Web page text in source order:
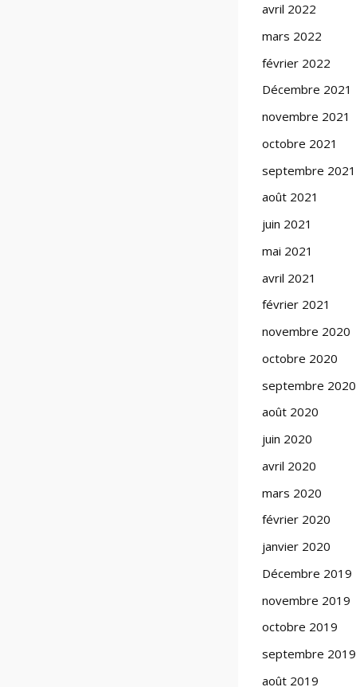
avril 2022
mars 2022
février 2022
Décembre 2021
novembre 2021
octobre 2021
septembre 2021
août 2021
juin 2021
mai 2021
avril 2021
février 2021
novembre 2020
octobre 2020
septembre 2020
août 2020
juin 2020
avril 2020
mars 2020
février 2020
janvier 2020
Décembre 2019
novembre 2019
octobre 2019
septembre 2019
août 2019